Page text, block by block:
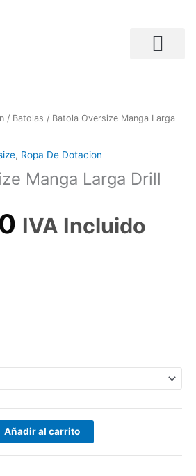
/ Batolas / Batola Oversize Manga Larga
, Ropa De Dotacion
Manga Larga Drill
IVA Incluido
Añadir al carrito